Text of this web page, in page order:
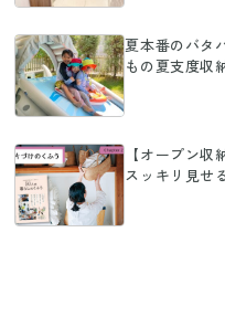
夏本番のバタ
もの夏支度収
【オープン
スッキリ見せ